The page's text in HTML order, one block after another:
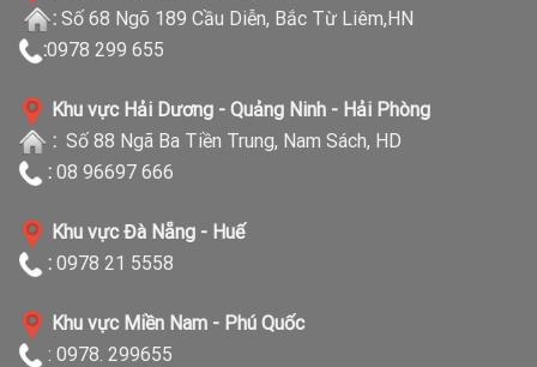
: Số 68 Ngõ 189 Cầu Diễn, Bắc Từ Liêm,HN
:0978 299 655
Khu vực Hải Dương - Quảng Ninh - Hải Phòng
: Số 88 Ngã Ba Tiền Trung, Nam Sách, HD
: 08 96697 666
Khu vực Đà Nẵng - Huế
: 0978 21 5558
Khu vực Miền Nam - Phú Quốc
: 0978. 299655